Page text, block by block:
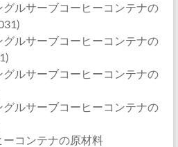
グルサーブコーヒーコンテナの
グルサーブコーヒーコンテナの
グルサーブコーヒーコンテナの
グルサーブコーヒーコンテナの
ーコンテナの原材料